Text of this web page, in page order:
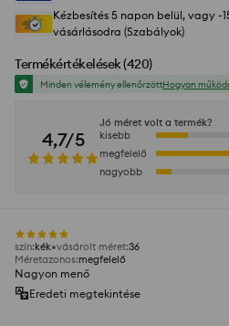
Kézbesítés 5 napon belül, vagy -
vásárlásodra (Szabályok)
Termékértékelések(420)
Minden vélemény ellenőrzöttHogyan
4,7/5
Jó méret volt a termék?
kisebb
megfelelő
nagyobb
szín:kék vásárolt méret:36
Méretazonos:megfelelő
Nagyon menő
Eredeti megtekintése